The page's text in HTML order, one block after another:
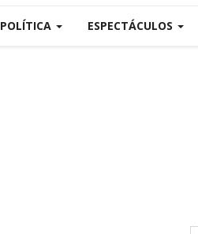
POLÍTICA ESPECTÁCULOS